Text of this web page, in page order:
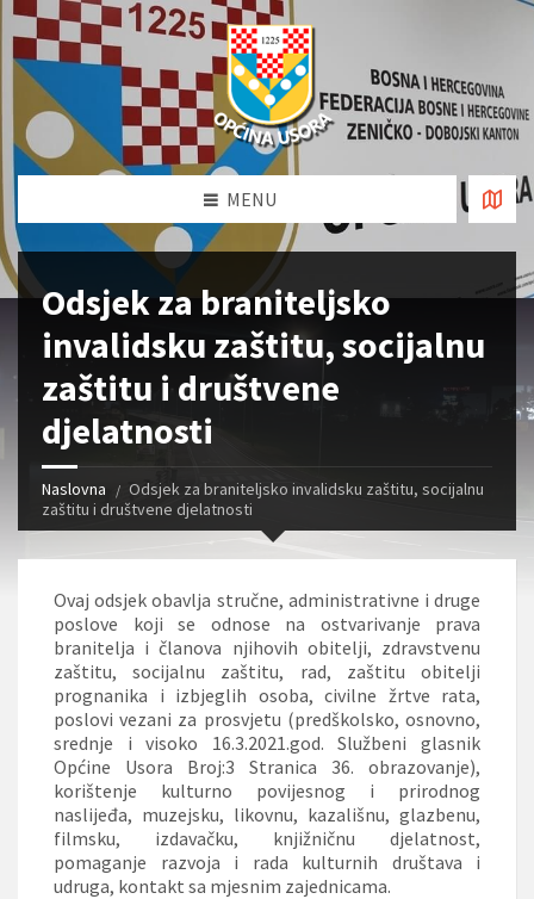
MENU
Odsjek za braniteljsko
invalidsku zaštitu, socijalnu
zaštitu i društvene
djelatnosti
Naslovna
Odsjek za braniteljsko invalidsku zaštitu, socijalnu
zaštitu i društvene djelatnosti
Ovaj odsjek obavlja stručne, administrativne i druge
poslove koji se odnose na ostvarivanje prava
branitelja i članova njihovih obitelji, zdravstvenu
zaštitu, socijalnu zaštitu, rad, zaštitu obitelji
prognanika i izbjeglih osoba, civilne žrtve rata,
poslovi vezani za prosvjetu (predškolsko, osnovno,
srednje i visoko 16.3.2021.god. Službeni glasnik
Općine Usora Broj:3 Stranica 36. obrazovanje),
korištenje kulturno povijesnog i prirodnog
naslijeđa, muzejsku, likovnu, kazališnu, glazbenu,
filmsku, izdavačku, knjižničnu djelatnost,
pomaganje razvoja i rada kulturnih društava i
udruga, kontakt sa mjesnim zajednicama.